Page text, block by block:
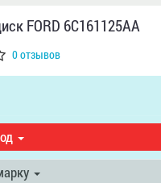
FORD 6C161125AA
0 отзывов